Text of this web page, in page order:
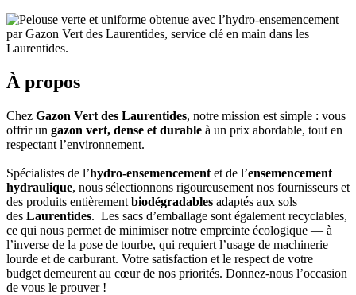
À propos
Chez Gazon Vert des Laurentides, notre mission est simple : vous
offrir un gazon vert, dense et durable à un prix abordable, tout en
respectant l’environnement.
Spécialistes de l’hydro-ensemencement et de l’ensemencement
hydraulique, nous sélectionnons rigoureusement nos fournisseurs et
des produits entièrement biodégradables adaptés aux sols
des Laurentides. Les sacs d’emballage sont également recyclables,
ce qui nous permet de minimiser notre empreinte écologique — à
l’inverse de la pose de tourbe, qui requiert l’usage de machinerie
lourde et de carburant. Votre satisfaction et le respect de votre
budget demeurent au cœur de nos priorités. Donnez-nous l’occasion
de vous le prouver !